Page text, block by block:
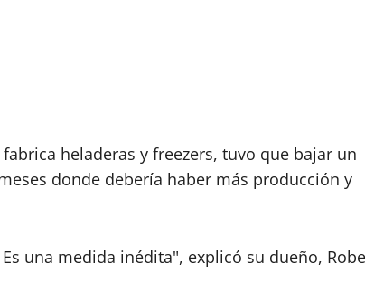
heladeras y freezers, tuvo que bajar un
donde debería haber más producción y
una medida inédita", explicó su dueño,